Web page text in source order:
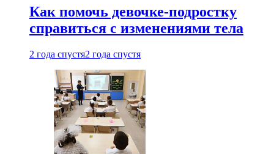
Как помочь девочке-подростку
справиться с изменениями тела
2 года спустя2 года спустя